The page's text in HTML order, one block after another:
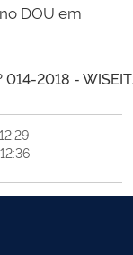
DOU em
014-2018 -